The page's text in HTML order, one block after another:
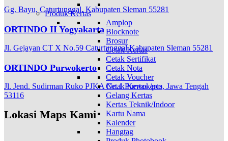
Produk Kertas
Amplop
Blocknote
Brosur
Cetak Kertas
Cetak Sertifikat
Cetak Nota
Cetak Voucher
Cetak Kertas /pcs
Gelang Kertas
Kertas Teknik/Indoor
Kartu Nama
Kalender
Hangtag
Gg. Bayu, Caturtunggal, Kabupaten Sleman 55281
ORTINDO II Yogyakarta
Jl. Gejayan CT X No.59 Caturtunggal Kabupaten Sleman 55281
ORTINDO Purwokerto
Jl. Jend. Sudirman Ruko PJKA No.1 Purwokerto, Jawa Tengah
53116
Lokasi Maps Kami